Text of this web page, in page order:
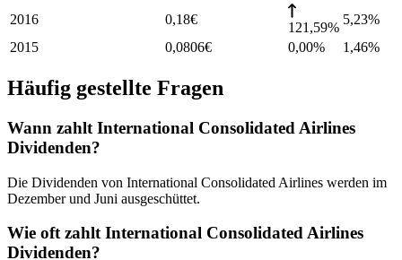
2016 0,18€
121,59%
5,23%
2015
0,0806€ 0,00% 1,46%
Häufig gestellte Fragen
Wann zahlt International Consolidated Airlines
Dividenden?
Die Dividenden von International Consolidated Airlines werden im
Dezember und Juni ausgeschüttet.
Wie oft zahlt International Consolidated Airlines
Dividenden?